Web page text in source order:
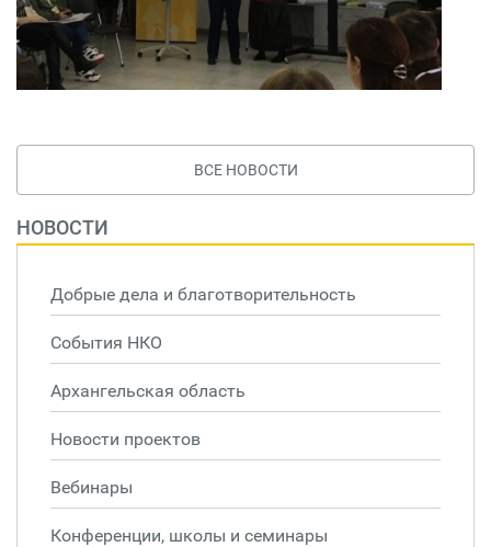
ВСЕ НОВОСТИ
НОВОСТИ
Добрые дела и благотворительность
События НКО
Архангельская область
Новости проектов
Вебинары
Конференции, школы и семинары